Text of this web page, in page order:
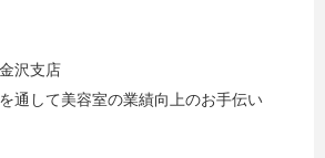
沢支店
通して美容室の業績向上のお手伝い